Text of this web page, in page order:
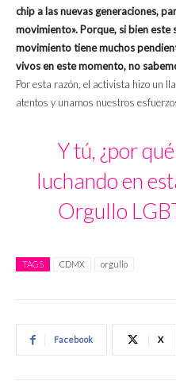
chip a las nuevas generaciones,
movimiento». Porque, si bien este
movimiento tiene muchos
vivos en este momento, no
Por esta razón, el activista hizo un
atentos y unamos nuestros
Y tú, ¿por
luchando en
Orgullo
TAGS CDMX orgullo
Facebook X